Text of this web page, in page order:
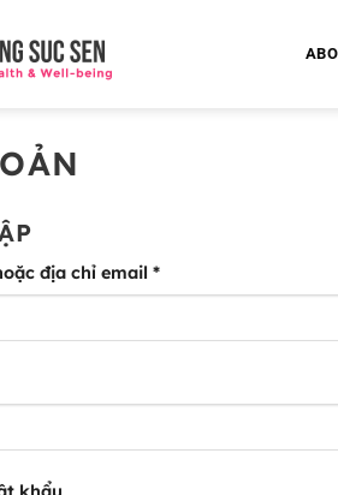
địa chỉ email *Bắt
buộc